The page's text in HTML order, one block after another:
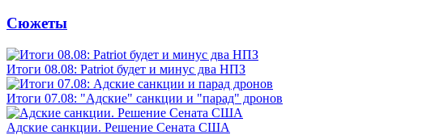
Сюжеты
Итоги 08.08: Patriot будет и минус два НПЗ
Итоги 07.08: "Адские" санкции и "парад" дронов
Адские санкции. Решение Сената США